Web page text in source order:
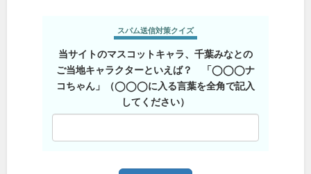
スパム送信対策クイズ
当サイトのマスコットキャラ、千葉みなとの
ご当地キャラクターといえば？ 「◯◯◯ナ
コちゃん」（◯◯◯に入る言葉を全角で記入
してください）